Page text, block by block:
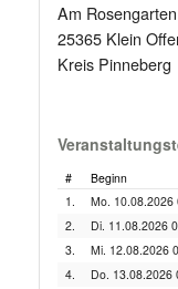
Am
25365 Klein
Kreis Pinneberg
# Beginn
1.
Mo. 10.08.2026
2.
Di. 11.08.2026
3.
Mi. 12.08.2026
4.
Do. 13.08.2026